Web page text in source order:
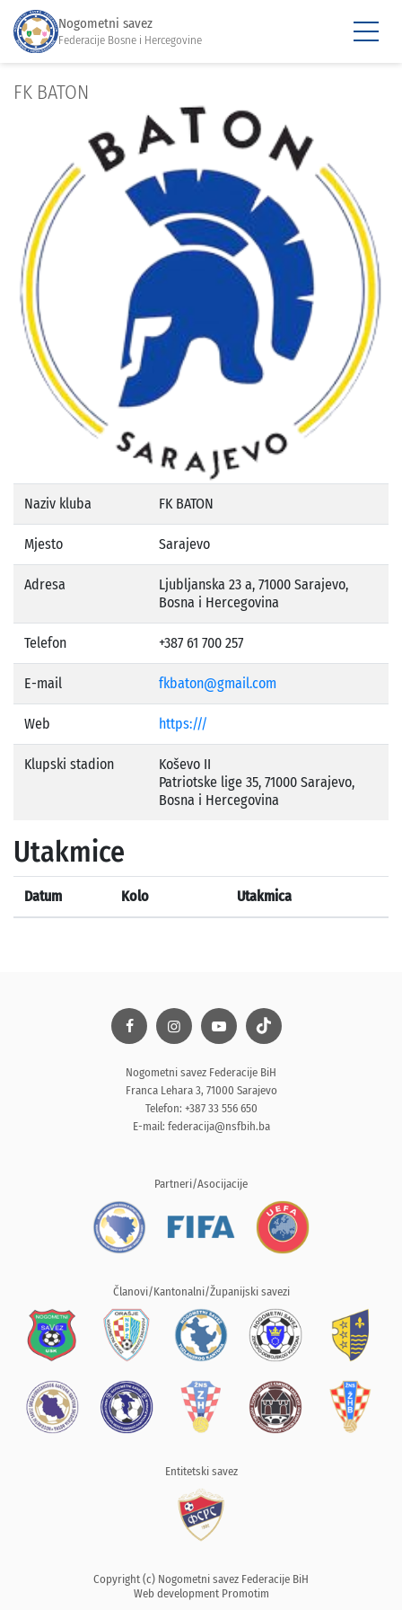
Nogometni savez
Federacije Bosne i Hercegovine
FK BATON
Naziv kluba FK BATON
Mjesto Sarajevo
Adresa
Ljubljanska 23 a, 71000 Sarajevo,
Bosna i Hercegovina
Telefon +387 61 700 257
E-mail fkbaton@gmail.com
Web https:///
Klupski stadion
Koševo II
Patriotske lige 35, 71000 Sarajevo,
Bosna i Hercegovina
Utakmice
Datum Kolo Utakmica
Nogometni savez Federacije BiH
Franca Lehara 3, 71000 Sarajevo
Telefon: +387 33 556 650
E-mail: federacija@nsfbih.ba
Partneri/Asocijacije
Članovi/Kantonalni/Županijski savezi
Entitetski savez
Copyright (c) Nogometni savez Federacije BiH
Web development Promotim